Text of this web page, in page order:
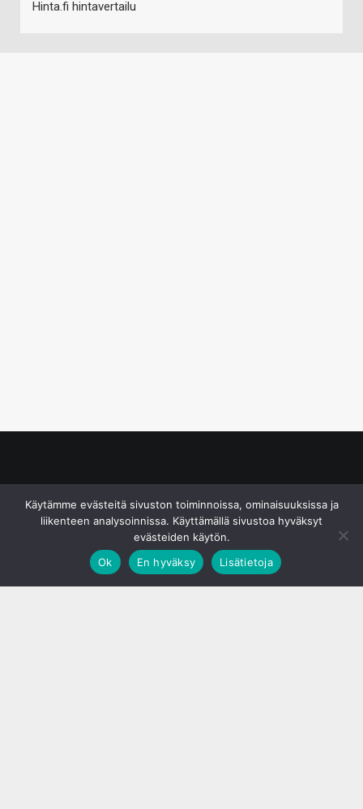
Hinta.fi hintavertailu
Käytämme evästeitä sivuston toiminnoissa, ominaisuuksissa ja
liikenteen analysoinnissa. Käyttämällä sivustoa hyväksyt
evästeiden käytön.
Ok
En hyväksy Lisätietoja